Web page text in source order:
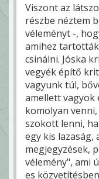
Viszont az
részbe néztem
véleményt -,
amihez
csinálni. Jóska
vegyék építő
vagyunk túl,
amellett vagyok
komolyan
szokott lenni,
egy kis lazaság,
megjegyzések,
vélemény", ami
es